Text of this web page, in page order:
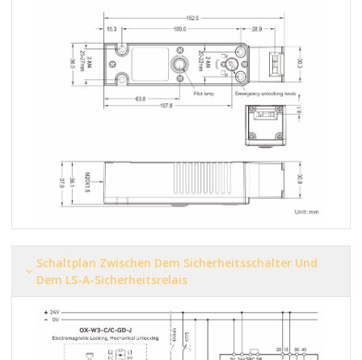
Schaltplan Zwischen Dem Sicherheitsschalter Und
Dem LS-A-Sicherheitsrelais